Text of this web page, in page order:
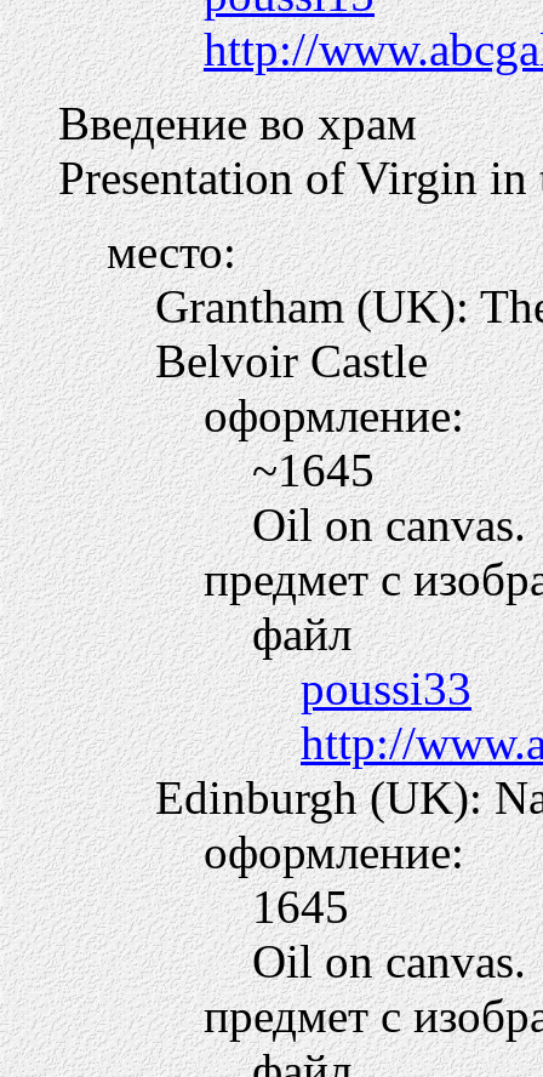
http://
Введение во храм
Presentation of Virgin in
место:
Grantham (UK):
Belvoir Castle
оформление:
~1645
Oil on canvas.
предмет с
файл
poussi33
http://
Edinburgh (UK):
оформление:
1645
Oil on canvas.
предмет с